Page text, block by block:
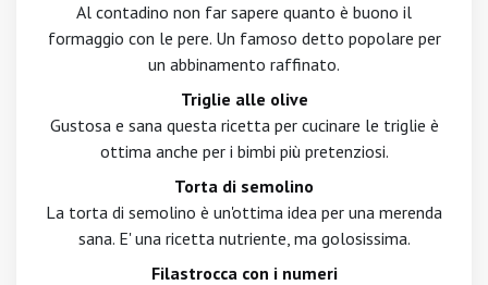
Al contadino non far sapere quanto è buono il
formaggio con le pere. Un famoso detto popolare per
un abbinamento raffinato.
Triglie alle olive
Gustosa e sana questa ricetta per cucinare le triglie è
ottima anche per i bimbi più pretenziosi.
Torta di semolino
La torta di semolino è un'ottima idea per una merenda
sana. E' una ricetta nutriente, ma golosissima.
Filastrocca con i numeri